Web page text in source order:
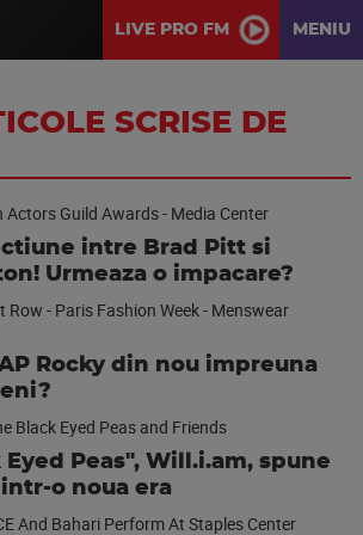
LIVE PRO FM MENIU
SCRISE DE
intre Brad Pitt si
Urmeaza o impacare?
Rocky din nou impreuna
Peas", Will.i.am, spune
o noua era